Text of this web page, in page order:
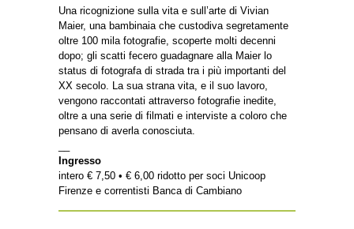
Una ricognizione sulla vita e sull’arte di Vivian
Maier, una bambinaia che custodiva segretamente
oltre 100 mila fotografie, scoperte molti decenni
dopo; gli scatti fecero guadagnare alla Maier lo
status di fotografa di strada tra i più importanti del
XX secolo. La sua strana vita, e il suo lavoro,
vengono raccontati attraverso fotografie inedite,
oltre a una serie di filmati e interviste a coloro che
pensano di averla conosciuta.
Ingresso
intero € 7,50 • € 6,00 ridotto per soci Unicoop
Firenze e correntisti Banca di Cambiano